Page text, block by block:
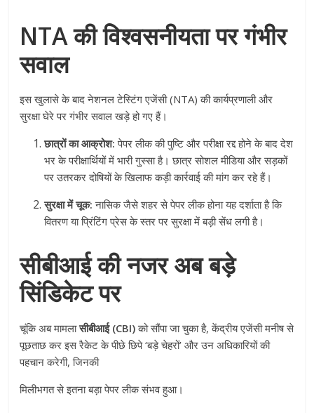
NTA की विश्वसनीयता पर गंभीर
सवाल
इस खुलासे के बाद नेशनल टेस्टिंग एजेंसी (NTA) की कार्यप्रणाली और
सुरक्षा घेरे पर गंभीर सवाल खड़े हो गए हैं।
छात्रों का आक्रोश: पेपर लीक की पुष्टि और परीक्षा रद्द होने के बाद देश
भर के परीक्षार्थियों में भारी गुस्सा है। छात्र सोशल मीडिया और सड़कों
पर उतरकर दोषियों के खिलाफ कड़ी कार्रवाई की मांग कर रहे हैं।
सुरक्षा में चूक: नासिक जैसे शहर से पेपर लीक होना यह दर्शाता है कि
वितरण या प्रिंटिंग प्रेस के स्तर पर सुरक्षा में बड़ी सेंध लगी है।
सीबीआई की नजर अब बड़े
सिंडिकेट पर
चूंकि अब मामलासीबीआई (CBI)को सौंपा जा चुका है, केंद्रीय एजेंसी मनीष से
पूछताछ कर इस रैकेट के पीछे छिपे ‘बड़े चेहरों’ और उन अधिकारियों की
पहचान करेगी, जिनकी
मिलीभगत से इतना बड़ा पेपर लीक संभव हुआ।